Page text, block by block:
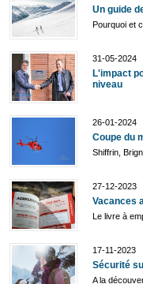
Un guide
Pourquoi et
31-05-2024
L'impact
niveau
26-01-2024
Coupe du
Shiffrin,
27-12-2023
Vacances
Le livre à
17-11-2023
Sécurité
A la